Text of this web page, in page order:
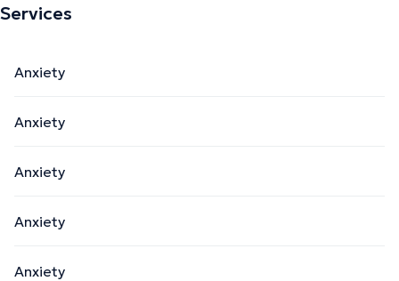
Services
Anxiety
Anxiety
Anxiety
Anxiety
Anxiety